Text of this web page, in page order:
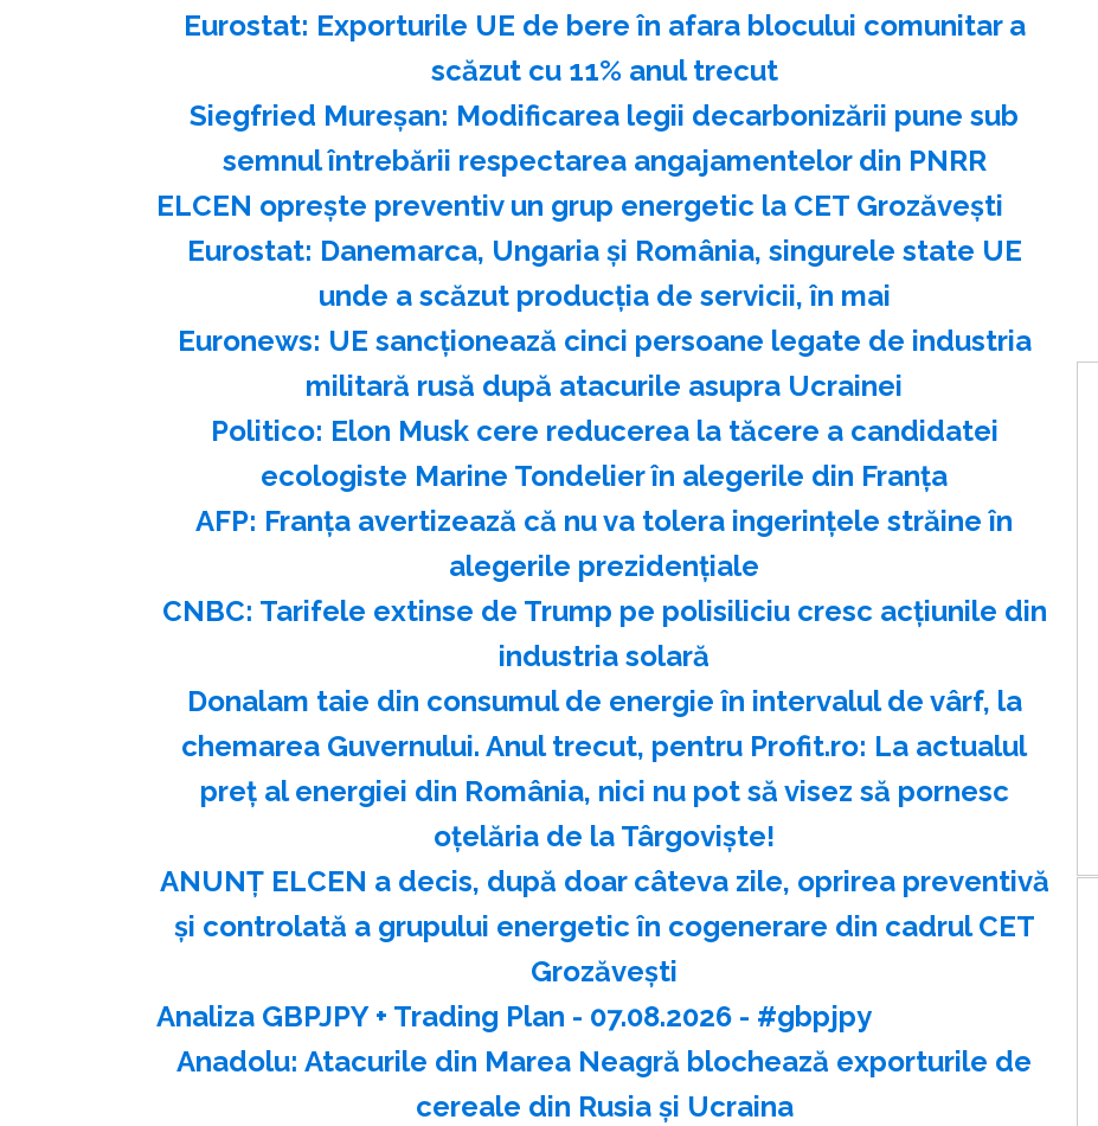
Eurostat: Exporturile UE de bere în afara blocului comunitar a
scăzut cu 11% anul trecut
Siegfried Mureşan: Modificarea legii decarbonizării pune sub
semnul întrebării respectarea angajamentelor din PNRR
ELCEN opreşte preventiv un grup energetic la CET Grozăveşti
Eurostat: Danemarca, Ungaria şi România, singurele state UE
unde a scăzut producţia de servicii, în mai
Euronews: UE sancţionează cinci persoane legate de industria
militară rusă după atacurile asupra Ucrainei
Politico: Elon Musk cere reducerea la tăcere a candidatei
ecologiste Marine Tondelier în alegerile din Franţa
AFP: Franţa avertizează că nu va tolera ingerinţele străine în
alegerile prezidenţiale
CNBC: Tarifele extinse de Trump pe polisiliciu cresc acţiunile din
industria solară
Donalam taie din consumul de energie în intervalul de vârf, la
chemarea Guvernului. Anul trecut, pentru Profit.ro: La actualul
preț al energiei din România, nici nu pot să visez să pornesc
oțelăria de la Târgoviște!
ANUNȚ ELCEN a decis, după doar câteva zile, oprirea preventivă
și controlată a grupului energetic în cogenerare din cadrul CET
Grozăvești
Analiza GBPJPY + Trading Plan - 07.08.2026 - #gbpjpy
Anadolu: Atacurile din Marea Neagră blochează exporturile de
cereale din Rusia şi Ucraina